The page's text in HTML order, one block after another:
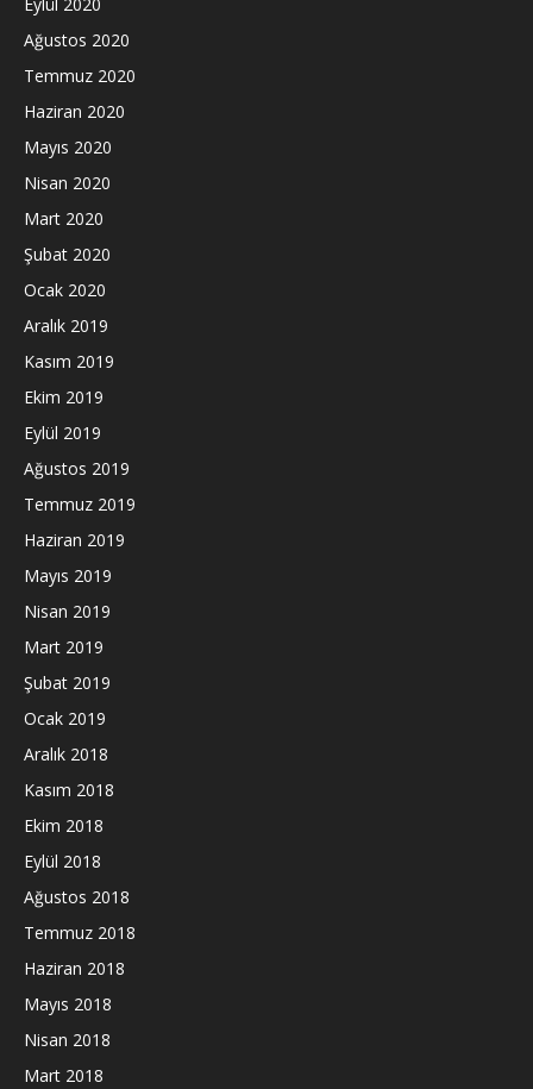
Eylül 2020
Ağustos 2020
Temmuz 2020
Haziran 2020
Mayıs 2020
Nisan 2020
Mart 2020
Şubat 2020
Ocak 2020
Aralık 2019
Kasım 2019
Ekim 2019
Eylül 2019
Ağustos 2019
Temmuz 2019
Haziran 2019
Mayıs 2019
Nisan 2019
Mart 2019
Şubat 2019
Ocak 2019
Aralık 2018
Kasım 2018
Ekim 2018
Eylül 2018
Ağustos 2018
Temmuz 2018
Haziran 2018
Mayıs 2018
Nisan 2018
Mart 2018